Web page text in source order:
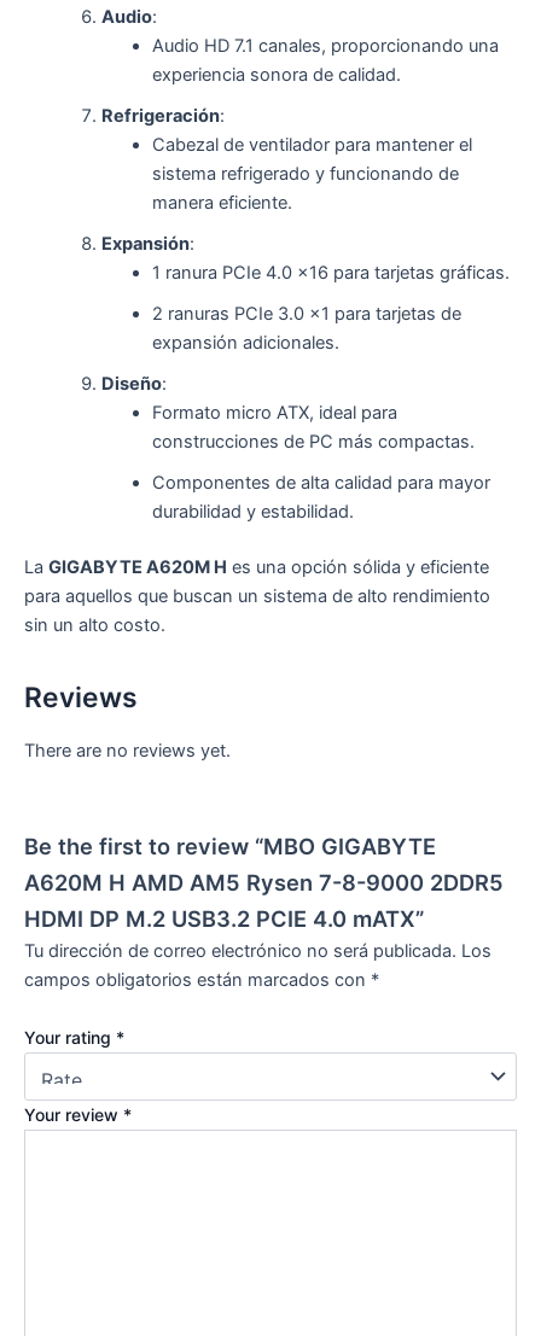
Audio:
Audio HD 7.1 canales, proporcionando una
experiencia sonora de calidad.
Refrigeración:
Cabezal de ventilador para mantener el
sistema refrigerado y funcionando de
manera eficiente.
Expansión:
1 ranura PCIe 4.0 x16 para tarjetas gráficas.
2 ranuras PCIe 3.0 x1 para tarjetas de
expansión adicionales.
Diseño:
Formato micro ATX, ideal para
construcciones de PC más compactas.
Componentes de alta calidad para mayor
durabilidad y estabilidad.
La GIGABYTE A620M H es una opción sólida y eficiente
para aquellos que buscan un sistema de alto rendimiento
sin un alto costo.
Reviews
There are no reviews yet.
Be the first to review “MBO GIGABYTE
A620M H AMD AM5 Rysen 7-8-9000 2DDR5
HDMI DP M.2 USB3.2 PCIE 4.0 mATX”
Tu dirección de correo electrónico no será publicada. Los
campos obligatorios están marcados con *
Your rating *
Your review *